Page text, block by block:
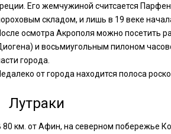
Его жемчужиной считсается
складом, и лишь в 19 веке
осмотра Акрополя можно посетить
и восьмиугольным пилоном
города.
от города находится полоса
Лутраки
80 км. от Афин, на северном побережье